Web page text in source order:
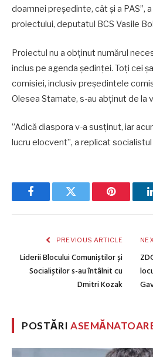
doamnei președinte, cât și a PAS”,
proiectului, deputatul BCS Vasile
Proiectul nu a obținut numărul
inclus pe agenda ședinței. Toți cei
comisiei, inclusiv președintele
Olesea Stamate, s-au abținut de la
”Adică diaspora v-a susținut, iar
lucru elocvent”, a replicat socialistul
FacebookTwitter Pinterest
PREVIOUS ARTICLE
Liderii Blocului Comuniștilor și
Socialiștilor s-au întâlnit cu
Dmitri Kozak
POSTĂRI